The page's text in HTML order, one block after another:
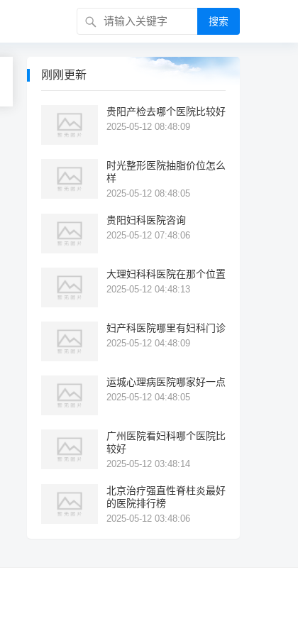
搜索
刚刚更新
贵阳产检去哪个医院比较好
2025-05-12 08:48:09
时光整形医院抽脂价位怎么
样
2025-05-12 08:48:05
贵阳妇科医院咨询
2025-05-12 07:48:06
大理妇科科医院在那个位置
2025-05-12 04:48:13
妇产科医院哪里有妇科门诊
2025-05-12 04:48:09
运城心理病医院哪家好一点
2025-05-12 04:48:05
广州医院看妇科哪个医院比
较好
2025-05-12 03:48:14
北京治疗强直性脊柱炎最好
的医院排行榜
2025-05-12 03:48:06